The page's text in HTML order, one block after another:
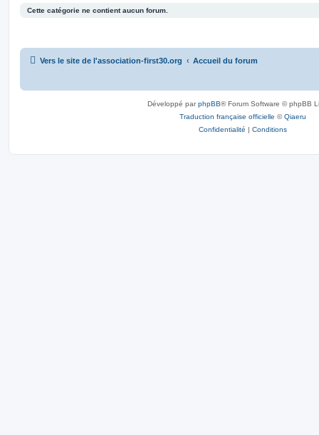
Cette catégorie ne contient aucun forum.
Vers le site de l'association-first30.org Accueil du forum
Développé parphpBB® Forum Software © phpBB
Traduction française officielle ©Qiaeru
Confidentialité | Conditions